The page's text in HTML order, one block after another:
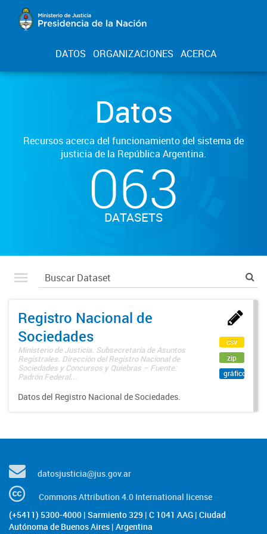
DATOS ORGANIZACIONES ACERCA
Datos
Recursos acerca del funcionamiento del sistema de
justicia de la República Argentina.
063
DATASETS
Registro Nacional de
Sociedades
Ministerio de Justicia. Subsecretaría de Asuntos
Registrales. Dirección del Registro Nacional de
Sociedades y Concursos y Quiebras – Fuente:
Padrón Federal...
Datos del Registro Nacional de Sociedades.
csv
zip
gráfico
datosjusticia@jus.gov.ar
Commons Attribution 4.0 International license
(+5411) 5300-4000 | Sarmiento 329 | C 1041 AAG | Ciudad
Autónoma de Buenos Aires | Argentina